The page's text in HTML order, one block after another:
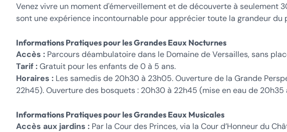
Venez vivre un moment d'émerveillement et de découverte à seulement
sont une expérience incontournable pour apprécier toute la grandeur du
Informations Pratiques pour les Grandes Eaux Nocturnes
Accès : Parcours déambulatoire dans le Domaine de Versailles, sans
Tarif :Gratuit pour les enfants de 0 à 5 ans.
Horaires : Les samedis de 20h30 à 23h05. Ouverture de la Grande
22h45). Ouverture des bosquets : 20h30 à 22h45 (mise en eau de
Informations Pratiques pour les Grandes Eaux Musicales
Accès aux jardins : Par la Cour des Princes, via la Cour d’Honneur du